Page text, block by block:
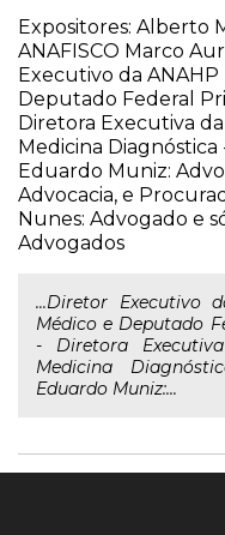
Expositores: Alberto
ANAFISCO Marco
Executivo da
Deputado Federal
Diretora Executiva da
Medicina Diagnóstica
Eduardo Muniz:
Advocacia, e
Nunes: Advogado e
Advogados
...Diretor Executivo
Médico e Deputado
- Diretora
Medicina
Eduardo Muniz:...